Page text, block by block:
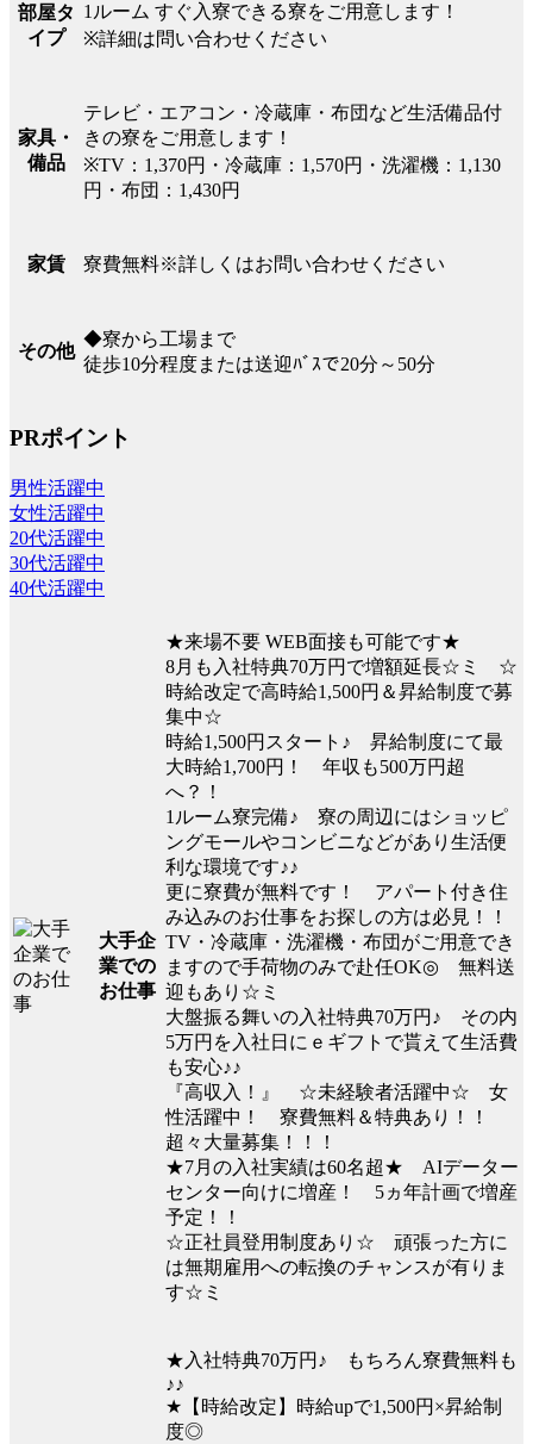
部屋タ
イプ
1ルーム すぐ入寮できる寮をご用意します！
※詳細は問い合わせください
家具・
備品
テレビ・エアコン・冷蔵庫・布団など生活備品付
きの寮をご用意します！
※TV：1,370円・冷蔵庫：1,570円・洗濯機：1,130
円・布団：1,430円
家賃 寮費無料※詳しくはお問い合わせください
その他
◆寮から工場まで
徒歩10分程度または送迎ﾊﾞｽで20分～50分
PRポイント
男性活躍中
女性活躍中
20代活躍中
30代活躍中
40代活躍中
大手企
業での
お仕事
★来場不要 WEB面接も可能です★
8月も入社特典70万円で増額延長☆ミ ☆
時給改定で高時給1,500円＆昇給制度で募
集中☆
時給1,500円スタート♪ 昇給制度にて最
大時給1,700円！ 年収も500万円超
へ？！
1ルーム寮完備♪ 寮の周辺にはショッピ
ングモールやコンビニなどがあり生活便
利な環境です♪♪
更に寮費が無料です！ アパート付き住
み込みのお仕事をお探しの方は必見！！
TV・冷蔵庫・洗濯機・布団がご用意でき
ますので手荷物のみで赴任OK◎ 無料送
迎もあり☆ミ
大盤振る舞いの入社特典70万円♪ その内
5万円を入社日にｅギフトで貰えて生活費
も安心♪♪
『高収入！』 ☆未経験者活躍中☆ 女
性活躍中！ 寮費無料＆特典あり！！
超々大量募集！！！
★7月の入社実績は60名超★ AIデーター
センター向けに増産！ 5ヵ年計画で増産
予定！！
☆正社員登用制度あり☆ 頑張った方に
は無期雇用への転換のチャンスが有りま
す☆ミ
★入社特典70万円♪ もちろん寮費無料も
♪♪
★【時給改定】時給upで1,500円×昇給制
度◎